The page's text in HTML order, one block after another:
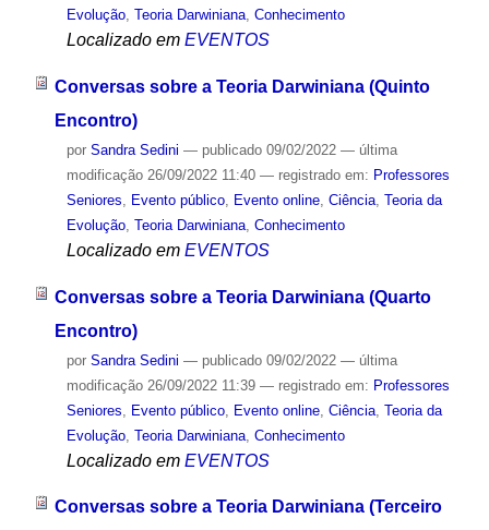
Evolução, Teoria Darwiniana, Conhecimento
Localizado em EVENTOS
Conversas sobre a Teoria Darwiniana (Quinto
Encontro)
por Sandra Sedini — publicado09/02/2022 — última
modificação26/09/2022 11:40 — registrado em: Professores
Seniores
Evento público, Evento online, Ciência, Teoria da
Evolução, Teoria Darwiniana, Conhecimento
Localizado em EVENTOS
Conversas sobre a Teoria Darwiniana (Quarto
Encontro)
por Sandra Sedini — publicado09/02/2022 — última
modificação26/09/2022 11:39 — registrado em: Professores
Seniores
Evento público, Evento online, Ciência, Teoria da
Evolução, Teoria Darwiniana, Conhecimento
Localizado em EVENTOS
Conversas sobre a Teoria Darwiniana (Terceiro